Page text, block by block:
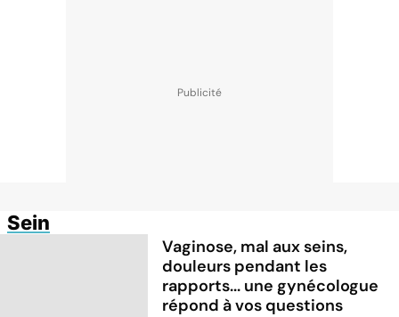
Sein
Vaginose, mal aux seins,
douleurs pendant les
rapports... une gynécologue
répond à vos questions